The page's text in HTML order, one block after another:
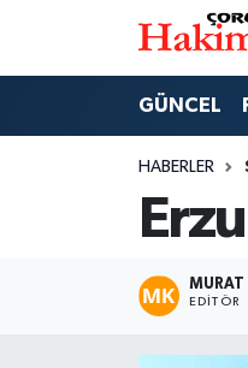
GÜNCEL
HABERLER
MURAT
EDITÖR
Nöbetçi Eczaneler
Çorum Namaz
Trafik Durumu